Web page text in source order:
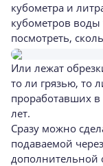
кубометра и
кубометров воды
посмотреть,
Или лежат
то ли грязью, то
проработавших
лет.
Сразу можно
подаваемой
дополнительной